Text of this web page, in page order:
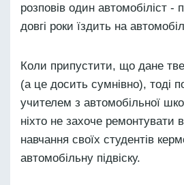
розповів один автомобіліст -
довгі роки їздить на
Коли припустити, що дане
(а це досить сумнівно), тоді
учителем з автомобільної
ніхто не захоче ремонтувати
навчання своїх студентів
автомобільну підвіску.